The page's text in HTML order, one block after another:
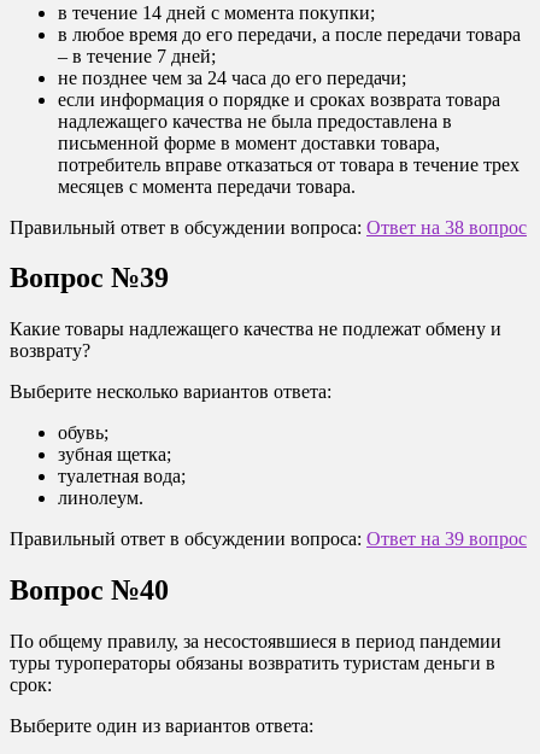
в течение 14 дней с момента покупки;
в любое время до его передачи, а после передачи товара
– в течение 7 дней;
не позднее чем за 24 часа до его передачи;
если информация о порядке и сроках возврата товара
надлежащего качества не была предоставлена в
письменной форме в момент доставки товара,
потребитель вправе отказаться от товара в течение трех
месяцев с момента передачи товара.
Правильный ответ в обсуждении вопроса: Ответ на 38 вопрос
Вопрос №39
Какие товары надлежащего качества не подлежат обмену и
возврату?
Выберите несколько вариантов ответа:
обувь;
зубная щетка;
туалетная вода;
линолеум.
Правильный ответ в обсуждении вопроса: Ответ на 39 вопрос
Вопрос №40
По общему правилу, за несостоявшиеся в период пандемии
туры туроператоры обязаны возвратить туристам деньги в
срок:
Выберите один из вариантов ответа: